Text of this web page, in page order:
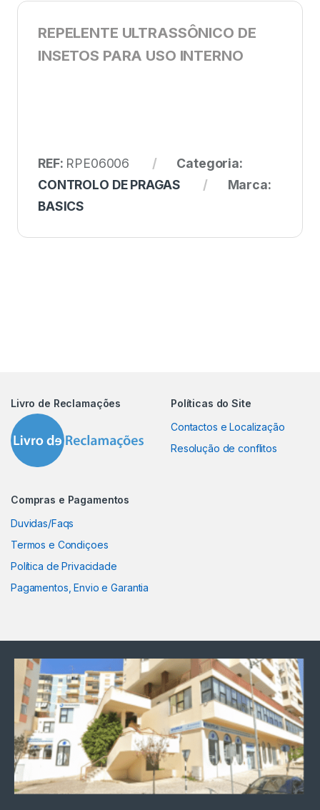
REPELENTE ULTRASSÔNICO DE
INSETOS PARA USO INTERNO
REF: RPE06006
Categoria:
CONTROLO DE PRAGAS
Marca:
BASICS
Livro de Reclamações
Políticas do Site
Contactos e Localização
Resolução de conflitos
Compras e Pagamentos
Duvidas/Faqs
Termos e Condiçoes
Política de Privacidade
Pagamentos, Envio e Garantia